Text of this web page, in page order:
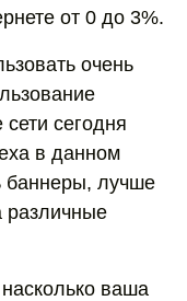
от 0 до 3%.
очень
сегодня
в данном
баннеры, лучше
различные
ваша